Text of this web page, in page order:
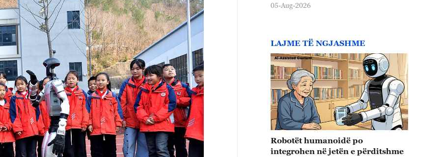
05-Aug-2026
LAJME TË NGJASHME
Robotët humanoidë po
integrohen në jetën e përditshme